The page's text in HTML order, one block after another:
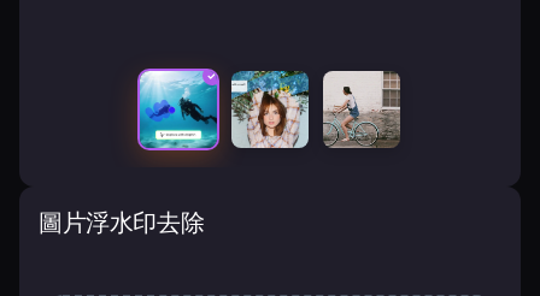
AI 影片
圖片浮水印去除